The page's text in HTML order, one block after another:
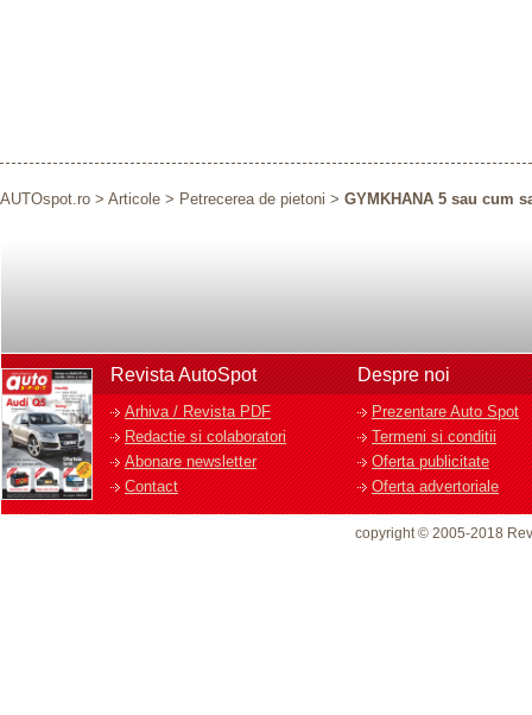
AUTOspot.ro > Articole > Petrecerea de pietoni > GYMKHANA 5 sau cum
Revista AutoSpot
Arhiva / Revista PDF
Redactie si colaboratori
Abonare newsletter
Contact
Despre noi
Prezentare Auto Spot
Termeni si conditii
Oferta publicitate
Oferta advertoriale
copyright © 2005-2018